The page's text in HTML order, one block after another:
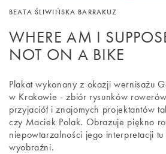
BEATA ŚLIWIŃSKA BARRAKUZ
WHERE AM I
NOT ON A BIKE
Plakat wykonany z okazji wernisażu
w Krakowie - zbiór rysunków
przyjaciół i znajomych projektantów
czy Maciek Polak. Obrazuje piękno
niepowtarzalności jego interpretacji
wyobraźni.